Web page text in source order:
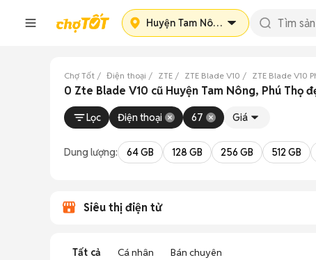
Huyện Tam Nông
Chợ Tốt Điện thoại ZTE ZTE Blade V10 ZTE Blade V10
0 Zte Blade V10 cũ Huyện Tam Nông, Phú Thọ
Lọc Điện thoại 67 Giá
Dung lượng: 64 GB 128 GB 256 GB 512 GB
Siêu thị điện tử
Tất cả Cá nhân Bán chuyên